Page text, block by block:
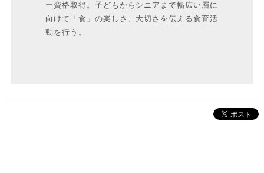
ー資格取得。子どもからシニアまで幅広い層に
向けて「食」の楽しさ、大切さを伝える食育活
動を行う。